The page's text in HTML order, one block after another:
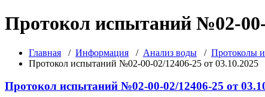
Протокол испытаний №02-00-
Главная / Информация / Анализ воды / Протоколы
Протокол испытаний №02-00-02/12406-25 от 03.10.2025
Протокол испытаний №02-00-02/12406-25 от